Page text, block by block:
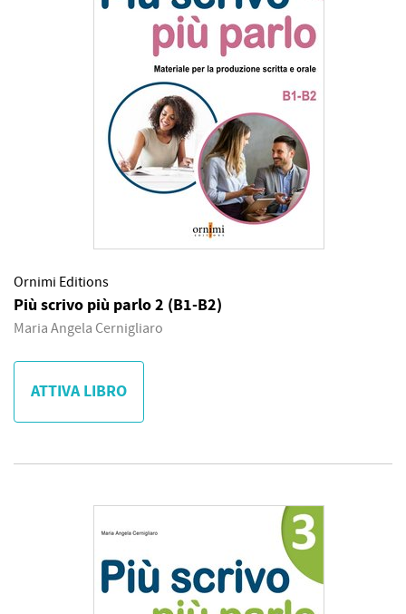
Ornimi Editions
Più scrivo più parlo 2 (B1-B2)
Maria Angela Cernigliaro
ATTIVA LIBRO